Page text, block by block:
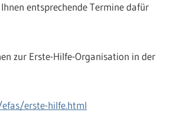
entsprechende Termine dafür
zur Erste-Hilfe-Organisation in der
erste-hilfe.html